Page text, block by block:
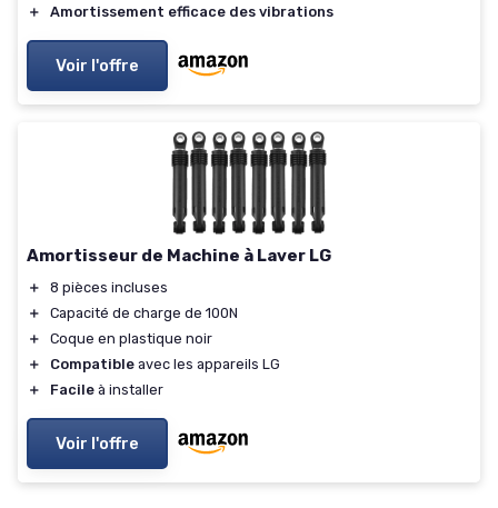
＋
Amortissement efficace des vibrations
Voir l'offre
Amortisseur de Machine à Laver LG
＋
8 pièces incluses
＋
Capacité de charge de 100N
＋
Coque en plastique noir
＋
Compatible avec les appareils LG
＋
Facile à installer
Voir l'offre